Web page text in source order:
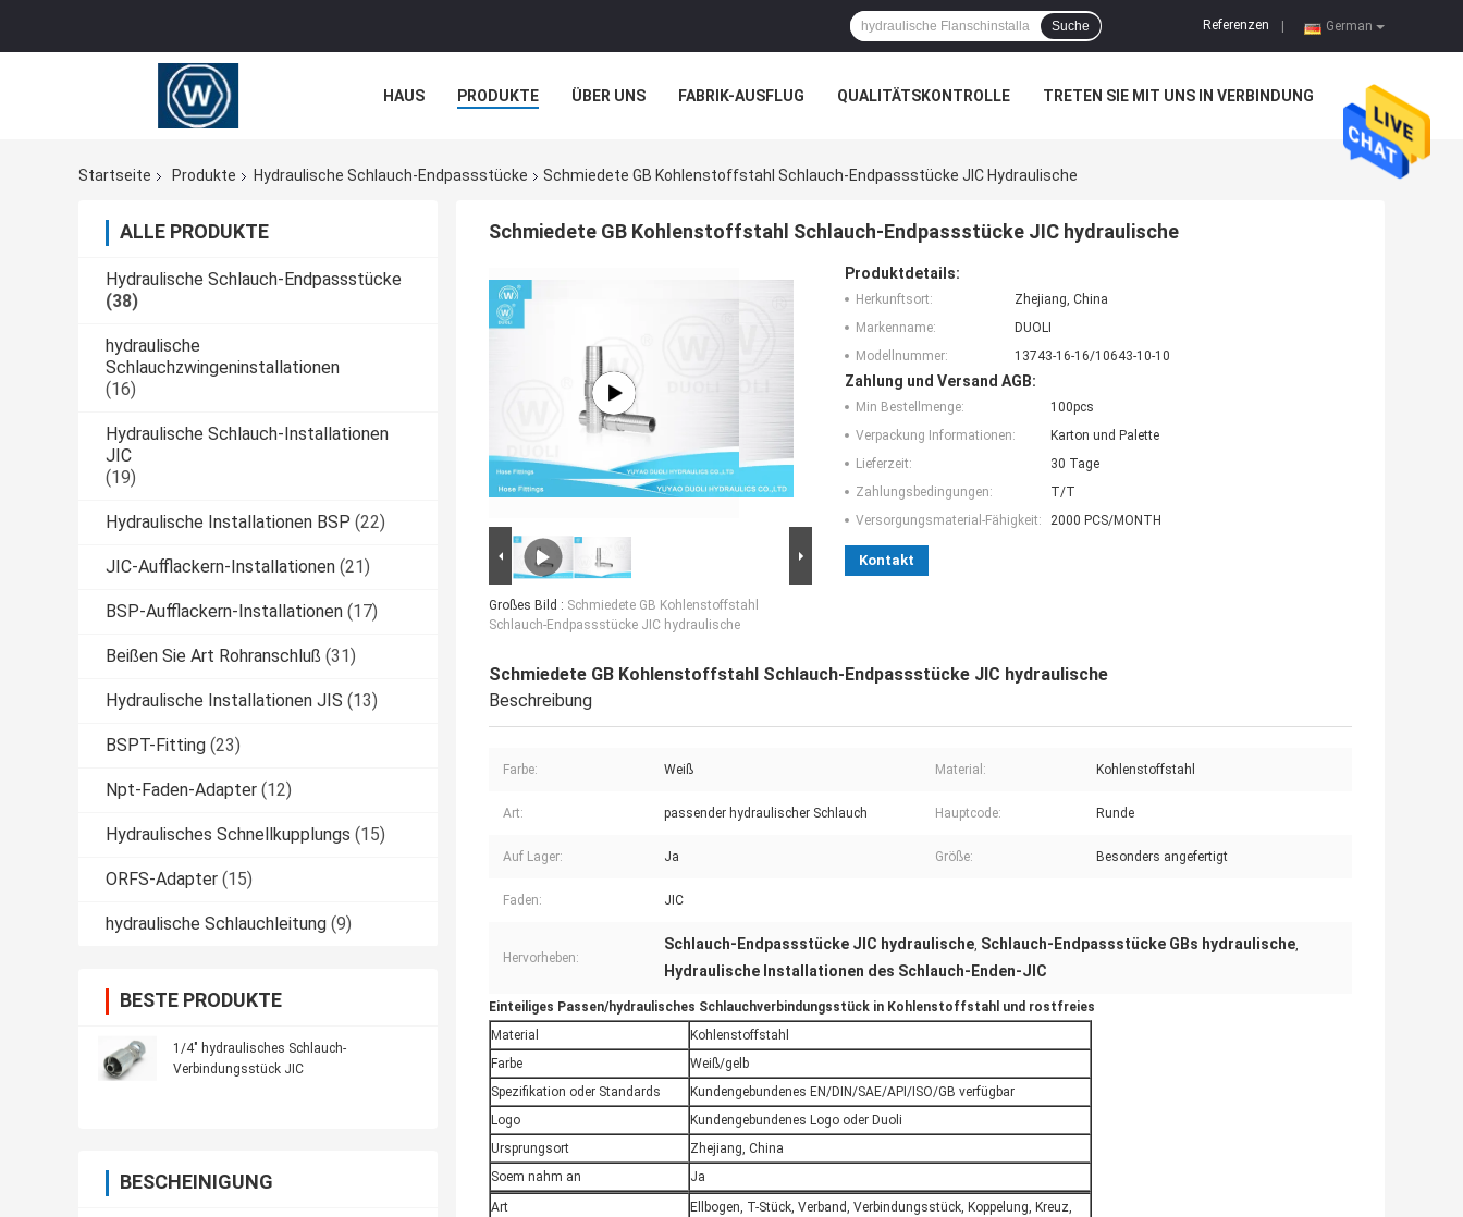
German
Referenzen
Suche
HAUS PRODUKTE ÜBER UNS FABRIK-AUSFLUG QUALITÄTSKONTROLLE TRETEN SIE MIT UNS IN VERBINDUNG
Startseite
Produkte Hydraulische Schlauch-Endpassstücke Schmiedete GB Kohlenstoffstahl Schlauch-Endpassstücke JIC Hydraulische
ALLE PRODUKTE
Hydraulische Schlauch-Endpassstücke
(38)
hydraulische
Schlauchzwingeninstallationen
(16)
Hydraulische Schlauch-Installationen
JIC
(19)
Hydraulische Installationen BSP (22)
JIC-Aufflackern-Installationen (21)
BSP-Aufflackern-Installationen (17)
Beißen Sie Art Rohranschluß (31)
Hydraulische Installationen JIS (13)
BSPT-Fitting (23)
Npt-Faden-Adapter (12)
Hydraulisches Schnellkupplungs (15)
ORFS-Adapter (15)
hydraulische Schlauchleitung (9)
BESTE PRODUKTE
1/4" hydraulisches Schlauch-
Verbindungsstück JIC
BESCHEINIGUNG
Schmiedete GB Kohlenstoffstahl Schlauch-Endpassstücke JIC hydraulische
Großes Bild : Schmiedete GB Kohlenstoffstahl
Schlauch-Endpassstücke JIC hydraulische
Produktdetails:
Herkunftsort:
Zhejiang, China
Markenname:
DUOLI
Modellnummer:
13743-16-16/10643-10-10
Zahlung und Versand AGB:
Min Bestellmenge:
100pcs
Verpackung Informationen:
Karton und Palette
Lieferzeit:
30 Tage
Zahlungsbedingungen:
T/T
Versorgungsmaterial-Fähigkeit:
2000 PCS/MONTH
Kontakt
Schmiedete GB Kohlenstoffstahl Schlauch-Endpassstücke JIC hydraulische
Beschreibung
Farbe: Weiß Material: Kohlenstoffstahl
Art: passender hydraulischer Schlauch Hauptcode: Runde
Auf Lager: Ja Größe: Besonders angefertigt
Faden: JIC
Hervorheben:
Schlauch-Endpassstücke JIC hydraulische, Schlauch-Endpassstücke GBs hydraulische,
Hydraulische Installationen des Schlauch-Enden-JIC
Einteiliges Passen/hydraulisches Schlauchverbindungsstück in Kohlenstoffstahl und rostfreies
Material
Kohlenstoffstahl
Farbe
Weiß/gelb
Spezifikation oder Standards
Kundengebundenes EN/DIN/SAE/API/ISO/GB verfügbar
Logo
Kundengebundenes Logo oder Duoli
Ursprungsort
Zhejiang, China
Soem nahm an
Ja
Art
Ellbogen, T-Stück, Verband, Verbindungsstück, Koppelung, Kreuz,